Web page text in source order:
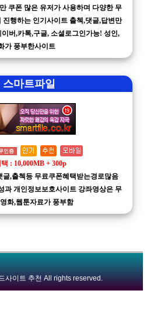
쿠폰 많은 유저가 사용하며 다양한 무
진행하는 인기사이트 출첵,댓글,답변만
버,카톡,구글, 소셜로그인가능! 성인,
가 풍부한사이트
스마트파일
인증
: 10,000MB + 300p
글,출첵등 무료쿠폰혜택받는경로많음
과 개인정보보호사이트 강좌영상은 무
화,웹툰자료가 풍부함
사이트 추천 All rights reserved.